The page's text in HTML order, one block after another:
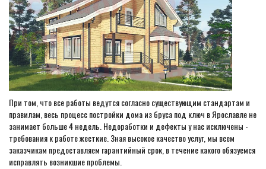
При том, что все работы ведутся согласно существующим стандартам и
правилам, весь процесс постройки дома из бруса под ключ в Ярославле не
занимает больше 4 недель. Недоработки и дефекты у нас исключены -
требования к работе жесткие. Зная высокое качество услуг, мы всем
заказчикам предоставляем гарантийный срок, в течение какого обязуемся
исправлять возникшие проблемы.